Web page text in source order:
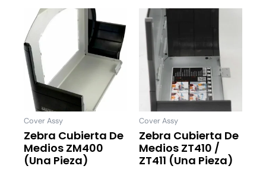
Cover Assy
Zebra Cubierta De
Medios ZM400
(una Pieza)
Cover Assy
Zebra Cubierta De
Medios ZT410 /
ZT411 (una Pieza)